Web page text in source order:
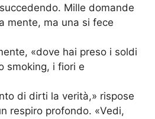
Mille domande
mente, ma una si fece
«dove hai preso i soldi
smoking, i fiori e
di dirti la verità,» rispose
respiro profondo. «Vedi,